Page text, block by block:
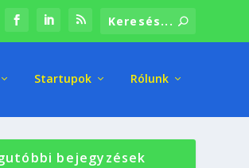
Startupok Rólunk
bejegyzések